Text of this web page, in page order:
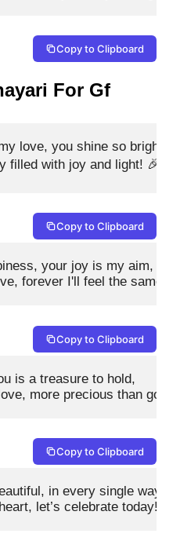
Copy to Clipboard
For Gf
love, you shine so bright,
filled with joy and light! 🎉❤️”
Copy to Clipboard
your joy is my aim,
forever I'll feel the same!
Copy to Clipboard
is a treasure to hold,
more precious than gold!
Copy to Clipboard
in every single way,
let’s celebrate today!